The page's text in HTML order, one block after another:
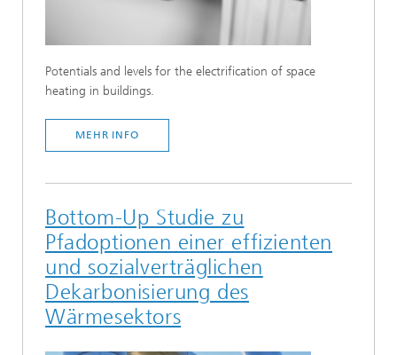
Potentials and levels for the electrification of space
heating in buildings.
MEHR INFO
Bottom-Up Studie zu
Pfadoptionen einer effizienten
und sozialverträglichen
Dekarbonisierung des
Wärmesektors